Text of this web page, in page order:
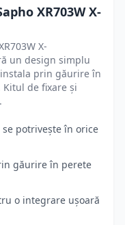
XR703W X-
X-
un design simplu
prin găurire în
de fixare și
potrivește în orice
găurire în perete
o integrare ușoară